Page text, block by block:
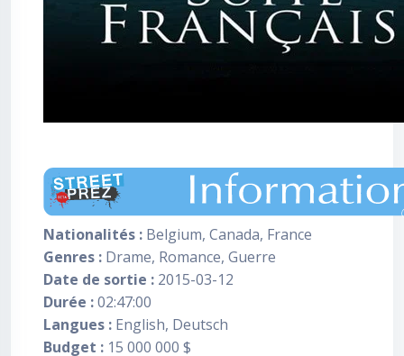
Nationalités : Belgium, Canada, France
Genres : Drame, Romance, Guerre
Date de sortie : 2015-03-12
Durée :02:47:00
Langues : English, Deutsch
Budget : 15 000 000 $